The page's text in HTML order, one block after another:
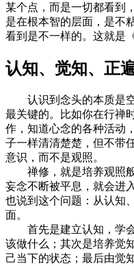
某个点，而是一切都看到
是在根本智的层面，是不
看到是不一样的。这就是
认知、觉知、正
认识到念头的本质是空
最关键的。比如你在行禅
作，知道心念的各种活
子一样清清楚楚，但不带
意识，而不是观照。
禅修，就是培养观照般
妄念不断被平息，就会进
也说到这个问题：从认知
面。
首先是建立认知，学会
该做什么；其次是培养觉
己当下的状态；最后由觉